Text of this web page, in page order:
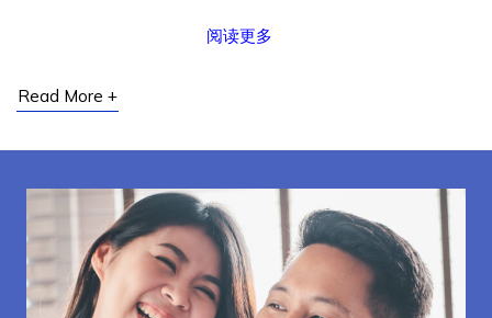
阅读更多
Read More +